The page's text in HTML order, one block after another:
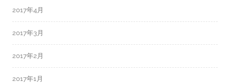
2017年4月
2017年3月
2017年2月
2017年1月